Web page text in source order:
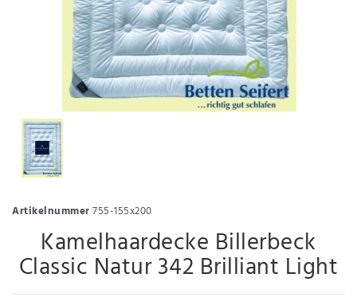
Artikelnummer755-155x200
Kamelhaardecke Billerbeck
Classic Natur 342 Brilliant Light